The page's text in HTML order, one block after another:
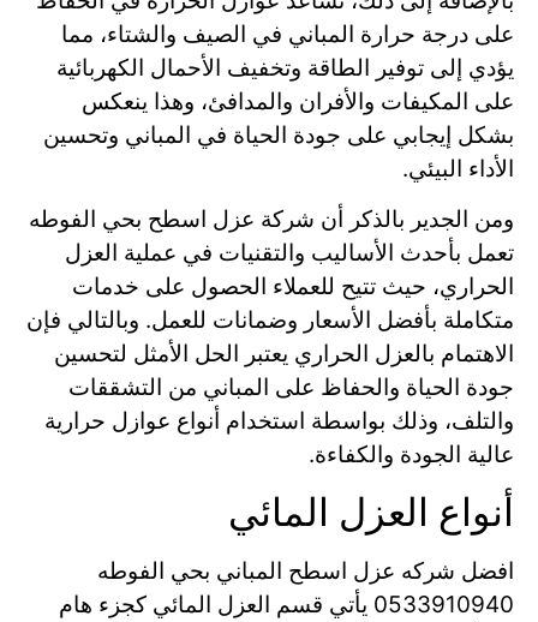
على درجة حرارة المباني في الصيف والشتاء، مما
يؤدي إلى توفير الطاقة وتخفيف الأحمال الكهربائية
على المكيفات والأفران والمدافئ، وهذا ينعكس
بشكل إيجابي على جودة الحياة في المباني وتحسين
الأداء البيئي.
ومن الجدير بالذكر أن شركة عزل اسطح بحي الفوطه
تعمل بأحدث الأساليب والتقنيات في عملية العزل
الحراري، حيث تتيح للعملاء الحصول على خدمات
متكاملة بأفضل الأسعار وضمانات للعمل. وبالتالي فإن
الاهتمام بالعزل الحراري يعتبر الحل الأمثل لتحسين
جودة الحياة والحفاظ على المباني من التشققات
والتلف، وذلك بواسطة استخدام أنواع عوازل حرارية
عالية الجودة والكفاءة.
أنواع العزل المائي
افضل شركه عزل اسطح المباني بحي الفوطه
0533910940 يأتي قسم العزل المائي كجزء هام